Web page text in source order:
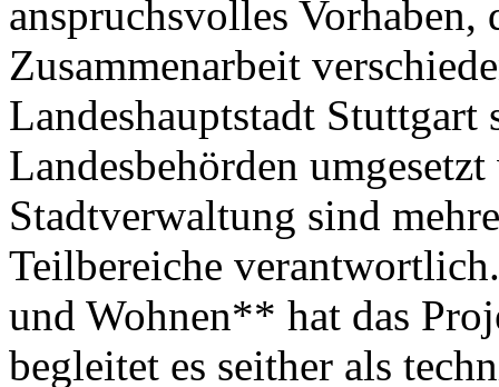
anspruchsvolles Vorhaben,
Zusammenarbeit
Landeshauptstadt Stuttgart
Landesbehörden
Stadtverwaltung sind
Teilbereiche
und Wohnen** hat das
begleitet es seither als